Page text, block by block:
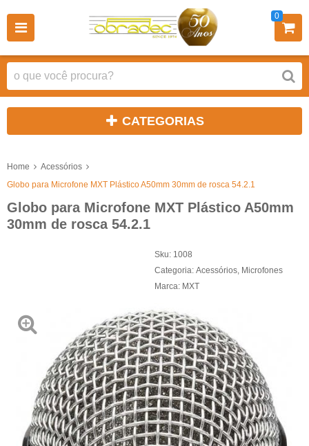
0
CATEGORIAS
Home
Acessórios
Globo para Microfone MXT Plástico A50mm 30mm de rosca 54.2.1
Globo para Microfone MXT Plástico A50mm
30mm de rosca 54.2.1
Sku: 1008
Categoria: Acessórios Microfones
Marca: MXT